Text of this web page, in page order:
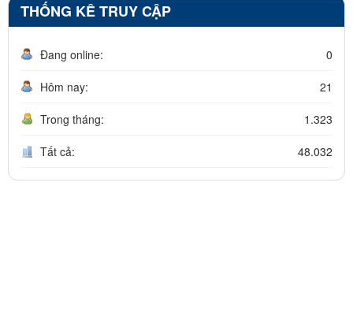
THỐNG KÊ TRUY CẬP
Đang online: 0
Hôm nay: 21
Trong tháng: 1.323
Tất cả: 48.032